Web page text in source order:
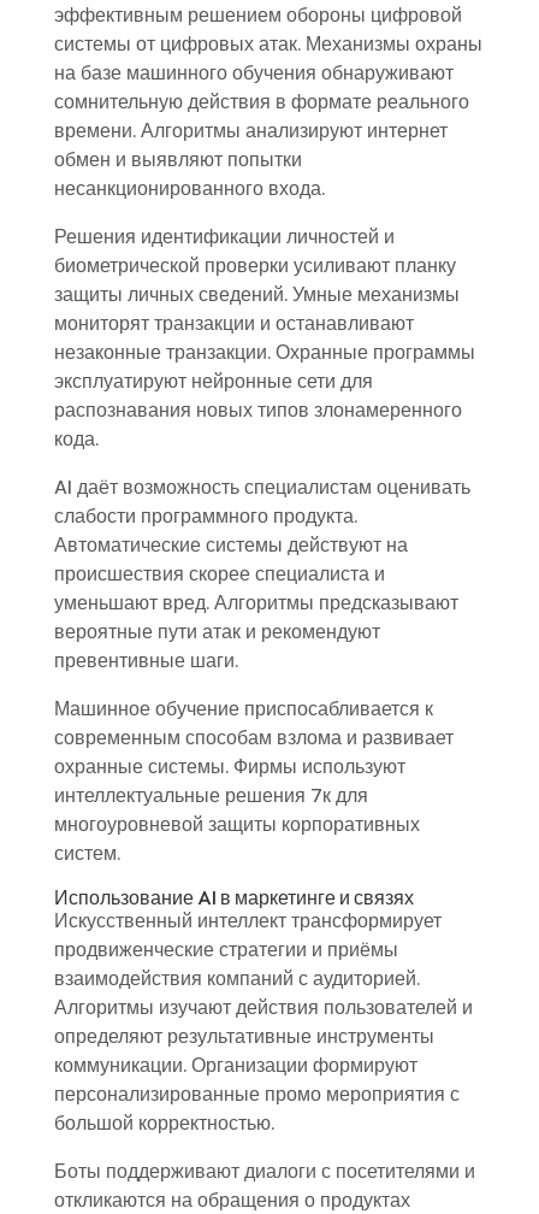
эффективным решением обороны цифровой
системы от цифровых атак. Механизмы охраны
на базе машинного обучения обнаруживают
сомнительную действия в формате реального
времени. Алгоритмы анализируют интернет
обмен и выявляют попытки
несанкционированного входа.
Решения идентификации личностей и
биометрической проверки усиливают планку
защиты личных сведений. Умные механизмы
мониторят транзакции и останавливают
незаконные транзакции. Охранные программы
эксплуатируют нейронные сети для
распознавания новых типов злонамеренного
кода.
AI даёт возможность специалистам оценивать
слабости программного продукта.
Автоматические системы действуют на
происшествия скорее специалиста и
уменьшают вред. Алгоритмы предсказывают
вероятные пути атак и рекомендуют
превентивные шаги.
Машинное обучение приспосабливается к
современным способам взлома и развивает
охранные системы. Фирмы используют
интеллектуальные решения 7к для
многоуровневой защиты корпоративных
систем.
Использование AI в маркетинге и связях
Искусственный интеллект трансформирует
продвиженческие стратегии и приёмы
взаимодействия компаний с аудиторией.
Алгоритмы изучают действия пользователей и
определяют результативные инструменты
коммуникации. Организации формируют
персонализированные промо мероприятия с
большой корректностью.
Боты поддерживают диалоги с посетителями и
откликаются на обращения о продуктах